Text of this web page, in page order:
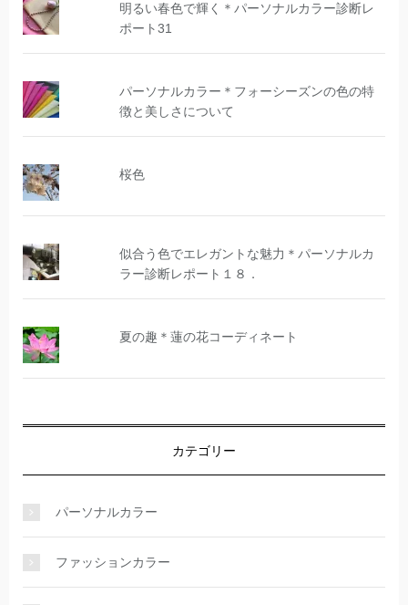
明るい春色で輝く＊パーソナルカラー診断レ
ポート31
パーソナルカラー＊フォーシーズンの色の特
徴と美しさについて
桜色
似合う色でエレガントな魅力＊パーソナルカ
ラー診断レポート１８．
夏の趣＊蓮の花コーディネート
カテゴリー
パーソナルカラー
ファッションカラー